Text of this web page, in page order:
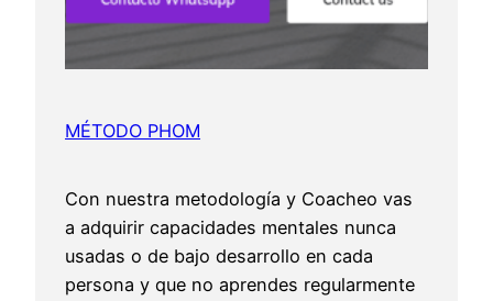
MÉTODO PHOM
Con nuestra metodología y Coacheo vas
a adquirir capacidades mentales nunca
usadas o de bajo desarrollo en cada
persona y que no aprendes regularmente